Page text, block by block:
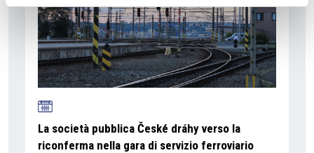
La società pubblica České dráhy verso la
riconferma nella gara di servizio ferroviario